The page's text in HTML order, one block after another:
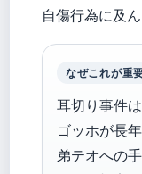
自傷行為に及
なぜこれが重
耳切り事件
ゴッホが長
弟テオへの